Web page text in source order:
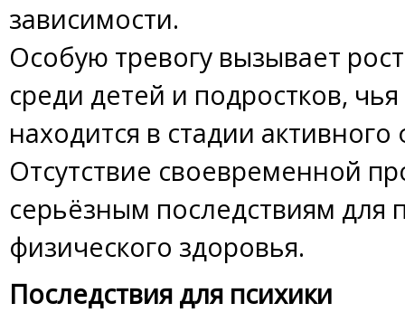
зависимости.
Особую тревогу вызывает
среди детей и подростков,
находится в стадии
Отсутствие своевременной
серьёзным последствиям для
физического здоровья.
Последствия для психики